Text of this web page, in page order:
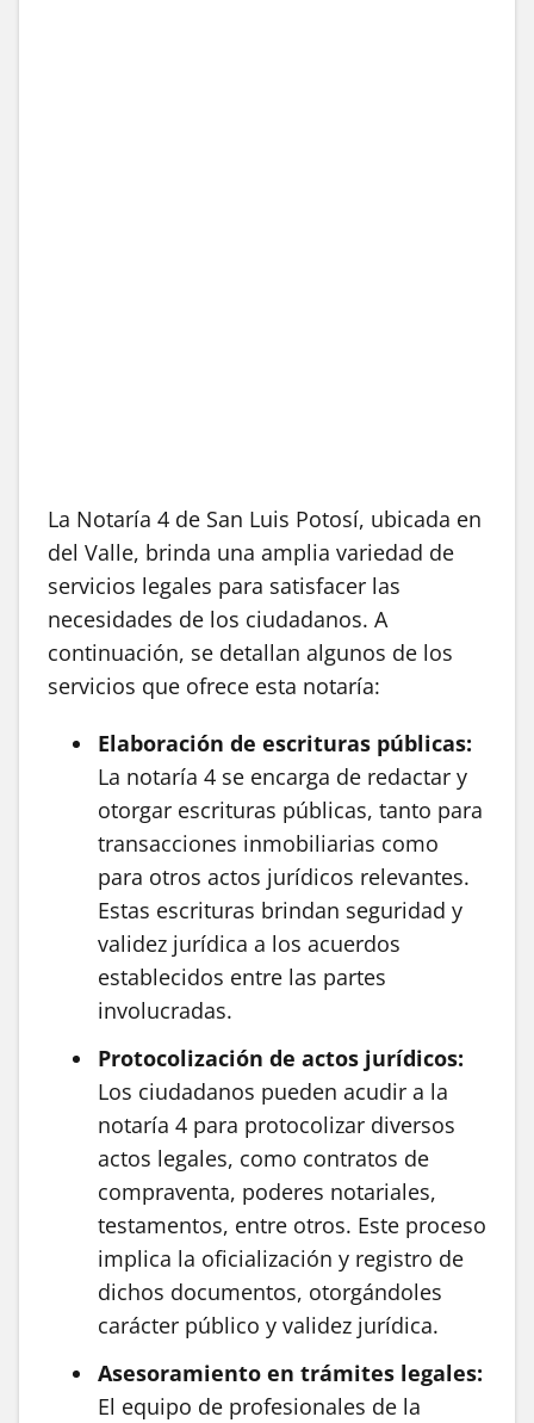
La Notaría 4 de San Luis Potosí, ubicada en
del Valle, brinda una amplia variedad de
servicios legales para satisfacer las
necesidades de los ciudadanos. A
continuación, se detallan algunos de los
servicios que ofrece esta notaría:
Elaboración de escrituras públicas:
La notaría 4 se encarga de redactar y
otorgar escrituras públicas, tanto para
transacciones inmobiliarias como
para otros actos jurídicos relevantes.
Estas escrituras brindan seguridad y
validez jurídica a los acuerdos
establecidos entre las partes
involucradas.
Protocolización de actos jurídicos:
Los ciudadanos pueden acudir a la
notaría 4 para protocolizar diversos
actos legales, como contratos de
compraventa, poderes notariales,
testamentos, entre otros. Este proceso
implica la oficialización y registro de
dichos documentos, otorgándoles
carácter público y validez jurídica.
Asesoramiento en trámites legales:
El equipo de profesionales de la